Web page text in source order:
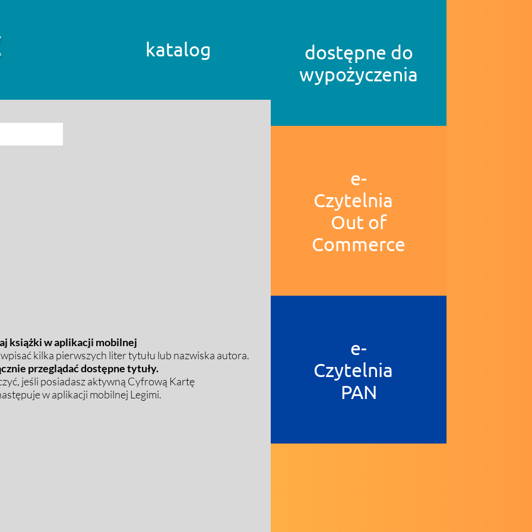
katalog
książki w aplikacji mobilnej
kilka pierwszych liter tytułu lub nazwiska autora.
przeglądać dostępne tytuły.
jeśli posiadasz aktywną Cyfrową Kartę
w aplikacji mobilnej Legimi.
dostępne do
wypożyczenia
e-
Czytelnia
Out of
Commerce
e-
Czytelnia
PAN